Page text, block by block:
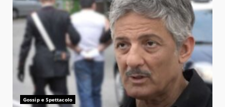
Gossip e Spettacolo